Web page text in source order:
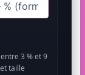
3 % et 9
taille